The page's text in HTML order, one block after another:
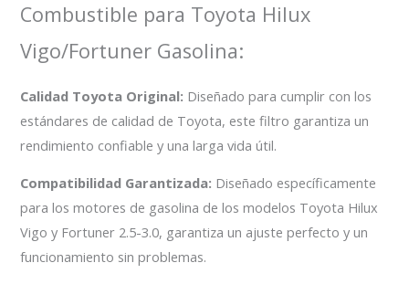
Combustible para Toyota Hilux
Vigo/Fortuner Gasolina:
Calidad Toyota Original: Diseñado para cumplir con los
estándares de calidad de Toyota, este filtro garantiza un
rendimiento confiable y una larga vida útil.
Compatibilidad Garantizada: Diseñado específicamente
para los motores de gasolina de los modelos Toyota Hilux
Vigo y Fortuner 2.5-3.0, garantiza un ajuste perfecto y un
funcionamiento sin problemas.